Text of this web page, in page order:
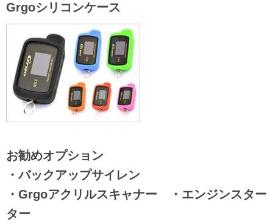
Grgoシリコンケース
お勧めオプション
・バックアップサイレン
・Grgoアクリルスキャナー ・エンジンスター
ター